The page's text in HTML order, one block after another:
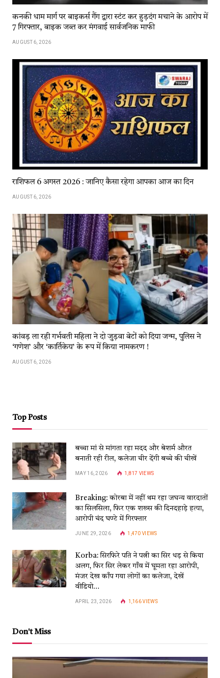
कनकी धाम मार्ग पर बाइकर्स गैंग द्वारा स्टंट कर हुड़दंग मचाने के आरोप में
7 गिरफ्तार, बाइक जब्त कर मंगवाई सार्वजनिक माफी
AUGUST 6, 2026
राशिफल 6 अगस्त 2026 : जानिए कैसा रहेगा आपका आज का दिन
AUGUST 6, 2026
कांवड़​​ ला​​ रही​​ गर्भवती महिला ने दो जुड़वा बेटों को दिया जन्म, पुलिस ने
‘गणेश’ और ‘कार्तिकेय’ के रूप में किया नामकरण !
AUGUST 6, 2026
Top Posts
बच्चा मां से मांगता रहा मदद और बेशर्म औरत
बनाती रही रील, कलेजा चीर देंगी बच्चे की चीखें
MAY 16, 2026 1,817 VIEWS
Breaking: कोरबा में नहीं थम रहा जघन्य वारदातों
का सिलसिला, फिर एक शख्स की दिनदहाड़े हत्या,
आरोपी चंद घण्टे में गिरफ्तार
JUNE 29, 2026 1,470VIEWS
Korba: सिरफिरे पति ने पत्नी का सिर धड़ से किया
अलग, फिर सिर लेकर गाँव में घूमता रहा आरोपी,
मंजर देख काँप गया लोगों का कलेजा, देखें
वीडियो…
APRIL 23, 2026 1,166VIEWS
Don't Miss